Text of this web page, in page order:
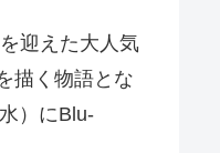
迎えた大人気
描く物語とな
）にBlu-